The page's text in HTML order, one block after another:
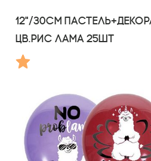
12"/30см
цв.рис Лама 25шт